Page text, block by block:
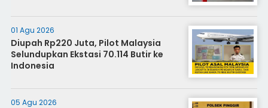
01 Agu 2026
Diupah Rp220 Juta, Pilot Malaysia
Selundupkan Ekstasi 70.114 Butir ke
Indonesia
05 Agu 2026